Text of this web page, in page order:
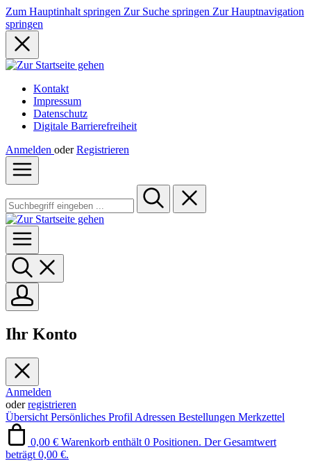
Zum Hauptinhalt springen Zur Suche springen Zur Hauptnavigation
springen
Kontakt
Impressum
Datenschutz
Digitale Barrierefreiheit
Anmelden oder Registrieren
Ihr Konto
Anmelden
oderregistrieren
Übersicht Persönliches Profil Adressen Bestellungen Merkzettel
0,00 € Warenkorb enthält 0 Positionen. Der Gesamtwert
beträgt 0,00 €.